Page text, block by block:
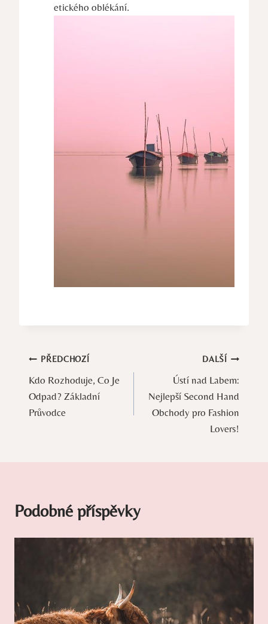
etického oblékání.
Navigace
pro
příspěvek
PŘEDCHOZÍ
Kdo Rozhoduje, Co Je
Odpad? Základní
Průvodce
DALŠÍ
Ústí nad Labem:
Nejlepší Second Hand
Obchody pro Fashion
Lovers!
Podobné příspěvky